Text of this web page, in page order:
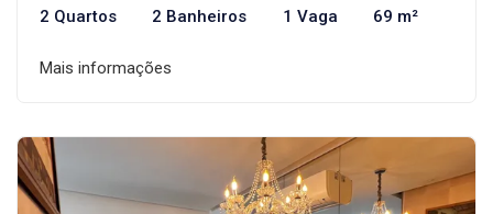
2 Quartos 2 Banheiros 1 Vaga 69 m²
Mais informações